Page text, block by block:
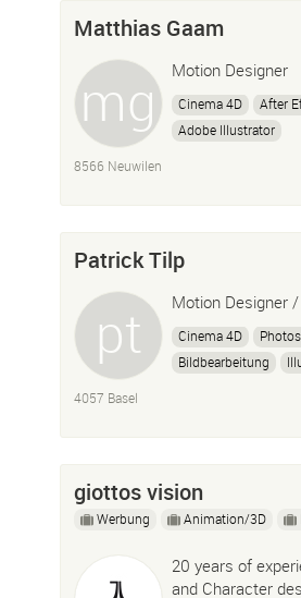
Matthias Gaam
Motion Designer
Cinema 4D After
Adobe Illustrator
8566 Neuwilen
Patrick Tilp
Motion Designer
Cinema 4D
Bildbearbeitung
4057 Basel
giottos vision
Werbung Animation/3D
20 years of
and Character